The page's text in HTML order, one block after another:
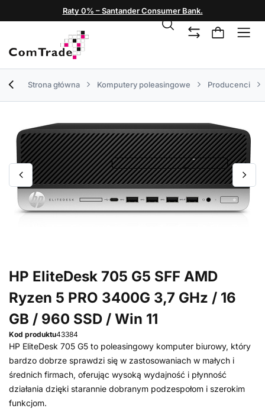
Raty 0% – Santander Consumer Bank.
Strona główna Komputery poleasingowe Producenci
HP EliteDesk 705 G5 SFF AMD
Ryzen 5 PRO 3400G 3,7 GHz / 16
GB / 960 SSD / Win 11
Kod produktu43384
HP EliteDesk 705 G5 to poleasingowy komputer biurowy, który
bardzo dobrze sprawdzi się w zastosowaniach w małych i
średnich firmach, oferując wysoką wydajność i płynność
działania dzięki starannie dobranym podzespołom i szerokim
funkcjom.